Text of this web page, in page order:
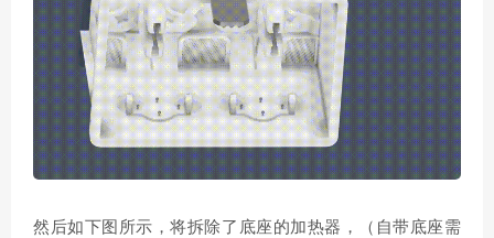
然后如下图所示，将拆除了底座的加热器，（自带底座需